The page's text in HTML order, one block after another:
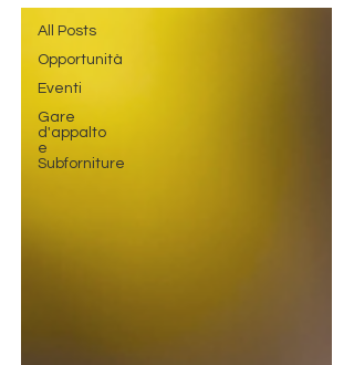
All Posts
Opportunità
Eventi
Gare
d'appalto
e
Subforniture